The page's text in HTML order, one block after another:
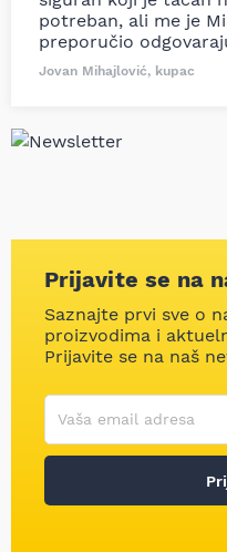
potreban, ali me je
preporučio
Jovan Mihajlović, kupac
Prijavite se na
Saznajte prvi sve o
proizvodima i
Prijavite se na naš
Korisničko ime
Vaša email adresa